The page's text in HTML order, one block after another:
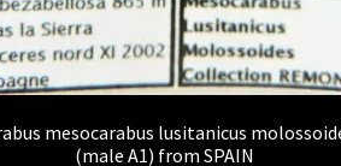
mesocarabus lusitanicus
(male A1) from SPAIN